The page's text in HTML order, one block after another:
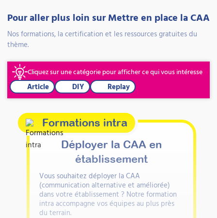
Pour aller plus loin sur Mettre en place la CAA
Nos formations, la certification et les ressources gratuites du
thème.
Cliquez sur une catégorie pour afficher ce qui vous intéresse
Article DIY Replay
Formations intra
Déployer la CAA en
établissement
Vous souhaitez déployer la CAA
(communication alternative et améliorée)
dans votre établissement ? Notre formation
intra accompagne vos équipes au plus près
du terrain.